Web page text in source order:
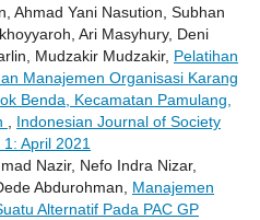
Ahmad Yani Nasution, Subhan
Ari Masyhury, Deni
Mudzakir Mudzakir, Pelatihan
Manajemen Organisasi Karang
Benda, Kecamatan Pamulang,
Indonesian Journal of Society
April 2021
Nazir, Nefo Indra Nizar,
Abdurohman, Manajemen
Alternatif Pada PAC GP